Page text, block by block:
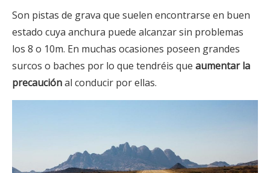
Son pistas de grava que suelen encontrarse en buen
estado cuya anchura puede alcanzar sin problemas
los 8 o 10m. En muchas ocasiones poseen grandes
surcos o baches por lo que tendréis que aumentar la
precauciónal conducir por ellas.